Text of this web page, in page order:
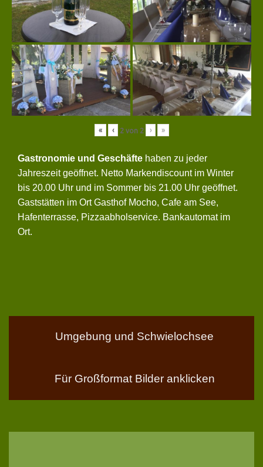
« ‹ 2von 2 › »
Gastronomie und Geschäfte haben zu jeder
Jahreszeit geöffnet. Netto Markendiscount im Winter
bis 20.00 Uhr und im Sommer bis 21.00 Uhr geöffnet.
Gaststätten im Ort Gasthof Mocho, Cafe am See,
Hafenterrasse, Pizzaabholservice. Bankautomat im
Ort.
Umgebung und Schwielochsee
Für Großformat Bilder anklicken